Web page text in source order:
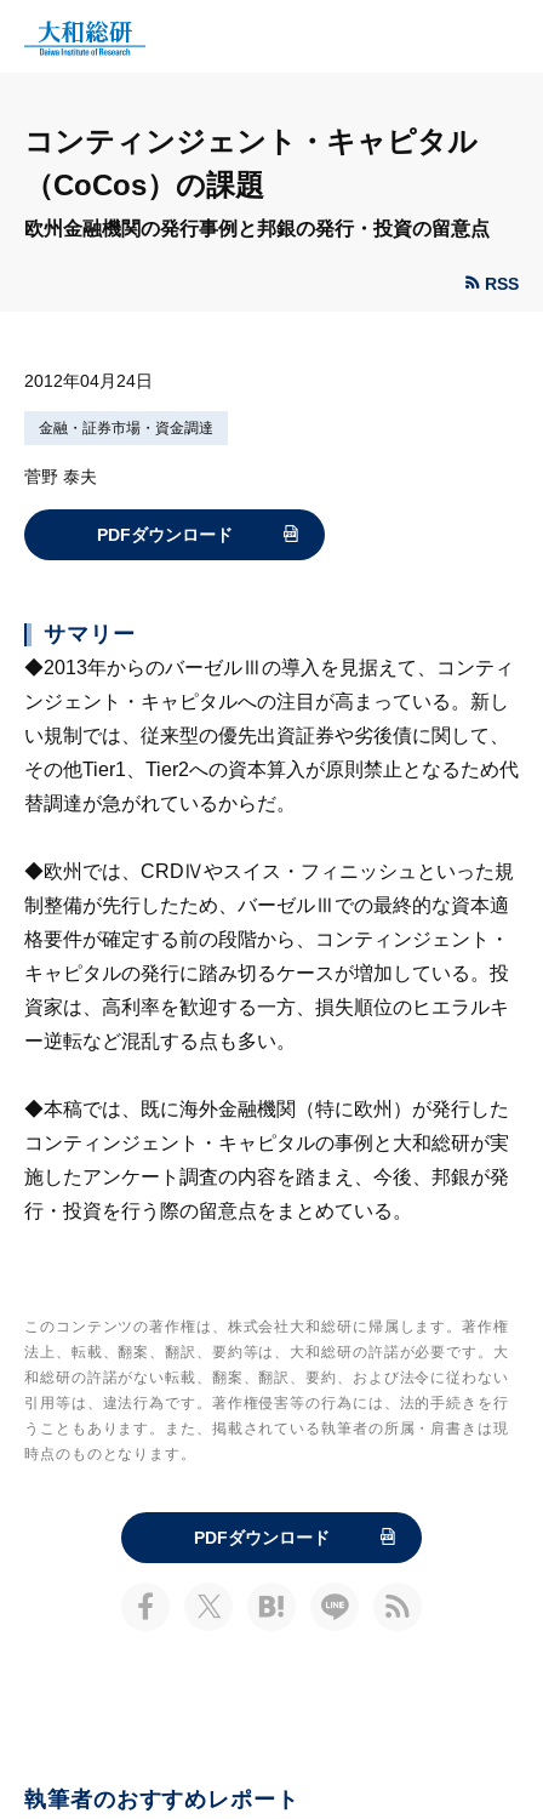
コンティンジェント・キャピタル
（CoCos）の課題
欧州金融機関の発行事例と邦銀の発行・投資の留意点
RSS
2012年04月24日
金融・証券市場・資金調達
菅野 泰夫
PDFダウンロード
サマリー
◆2013年からのバーゼルⅢの導入を見据えて、コンティ
ンジェント・キャピタルへの注目が高まっている。新し
い規制では、従来型の優先出資証券や劣後債に関して、
その他Tier1、Tier2への資本算入が原則禁止となるため代
替調達が急がれているからだ。
◆欧州では、CRDⅣやスイス・フィニッシュといった規
制整備が先行したため、バーゼルⅢでの最終的な資本適
格要件が確定する前の段階から、コンティンジェント・
キャピタルの発行に踏み切るケースが増加している。投
資家は、高利率を歓迎する一方、損失順位のヒエラルキ
ー逆転など混乱する点も多い。
◆本稿では、既に海外金融機関（特に欧州）が発行した
コンティンジェント・キャピタルの事例と大和総研が実
施したアンケート調査の内容を踏まえ、今後、邦銀が発
行・投資を行う際の留意点をまとめている。
このコンテンツの著作権は、株式会社大和総研に帰属します。著作権
法上、転載、翻案、翻訳、要約等は、大和総研の許諾が必要です。大
和総研の許諾がない転載、翻案、翻訳、要約、および法令に従わない
引用等は、違法行為です。著作権侵害等の行為には、法的手続きを行
うこともあります。また、掲載されている執筆者の所属・肩書きは現
時点のものとなります。
PDFダウンロード
執筆者のおすすめレポート